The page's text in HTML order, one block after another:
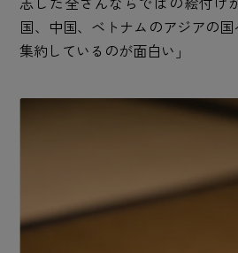
国、中国、ベトナムのアジアの
集約しているのが面白い」